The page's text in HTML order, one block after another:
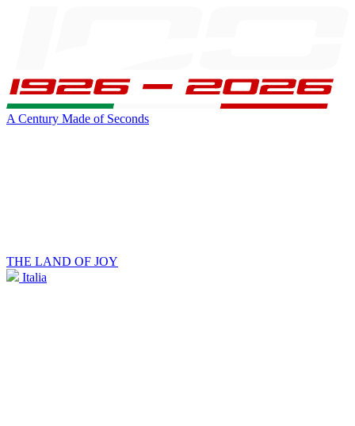
A Century Made of Seconds
THE LAND OF JOY
Italia